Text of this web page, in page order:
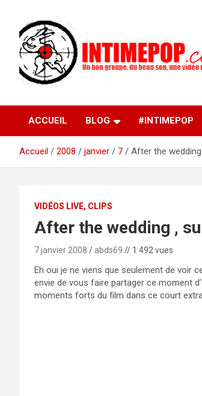
contenu
intimepop.com
musiques actuelles pop rock, post-rock, indé
concert lyon
ACCUEIL BLOG #INTIMEPOP
Accueil 2008 janvier 7 After the
VIDÉOS LIVE, CLIPS
After the wedding ,
7 janvier 2008 abds69 // 1 492 vues
Eh oui je ne viens que seulement de voir
envie de vous faire partager ce moment
moments forts du film dans ce court